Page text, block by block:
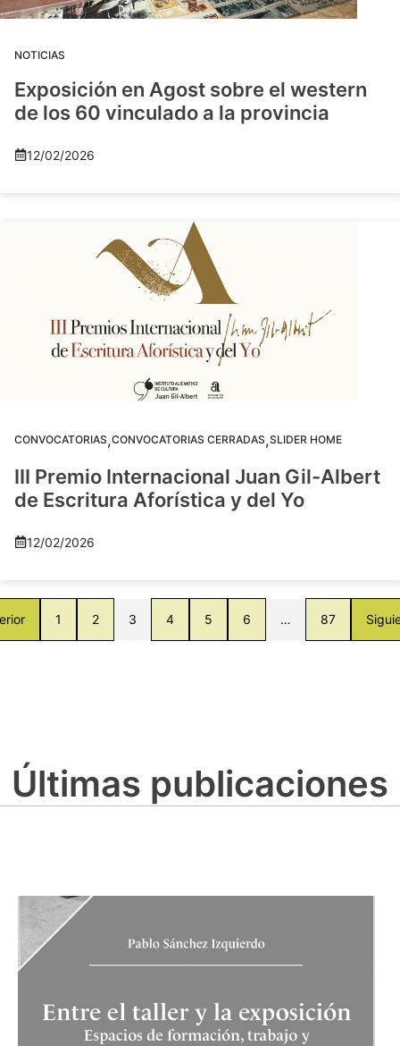
NOTICIAS
Exposición en Agost sobre el western
de los 60 vinculado a la provincia
12/02/2026
CONVOCATORIAS,CONVOCATORIAS CERRADAS,SLIDER HOME
III Premio Internacional Juan Gil-Albert
de Escritura Aforística y del Yo
12/02/2026
1 2 3 4 5 6 … 87
Últimas publicaciones